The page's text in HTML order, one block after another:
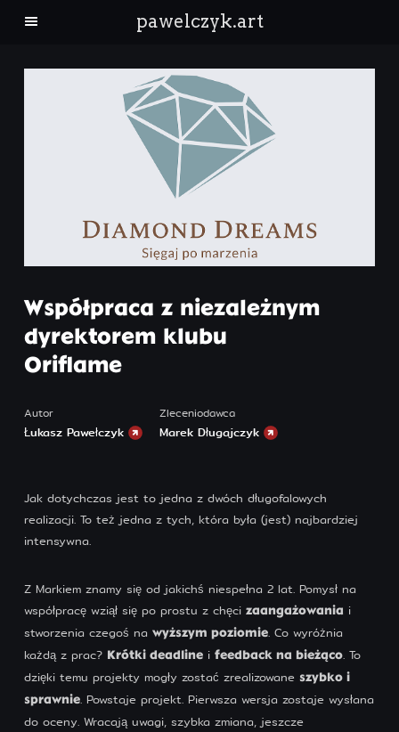
pawelczyk.art
Współpraca z niezależnym
dyrektorem klubu
Oriflame
Autor
Łukasz Pawełczyk
Zleceniodawca
Marek Długajczyk
Jak dotychczas jest to jedna z dwóch długofalowych
realizacji. To też jedna z tych, która była (jest) najbardziej
intensywna.
Z Markiem znamy się od jakichś niespełna 2 lat. Pomysł na
współpracę wziął się po prostu z chęci zaangażowaniai
stworzenia czegoś na wyższym poziomie. Co wyróżnia
każdą z prac?
Krótki deadlinei feedback na bieżąco. To
dzięki temu projekty mogły zostać zrealizowane szybko i
sprawnie. Powstaje projekt. Pierwsza wersja zostaje wysłana
do oceny. Wracają uwagi, szybka zmiana, jeszcze
architektura
krajobraz
natura